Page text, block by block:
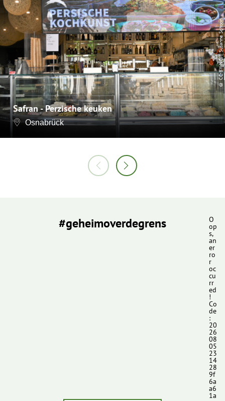
Safran - Perzische keuken
Osnabrück
©
CC-BY-NC
| Susanne Schoon
#geheimoverdegrens O
op
s,
an
er
ro
r
oc
cu
rr
ed
!
Co
de
:
20
26
08
05
23
14
28
9f
6a
a6
1a